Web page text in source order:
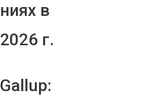
ниях в
2026 г.
Gallup: